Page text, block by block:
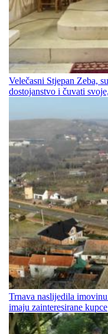
Velečasni Stjepan Zeba,
dostojanstvo i čuvati
Trnava naslijedila
imaju zainteresirane kupce